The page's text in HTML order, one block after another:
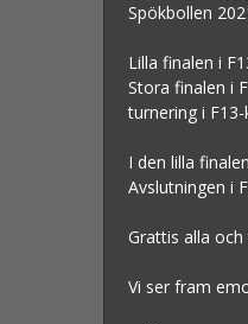
Spökbollen
Lilla finalen i
Stora finalen i
turnering i F13-
I den lilla
Avslutningen i
Grattis alla
Vi ser fram